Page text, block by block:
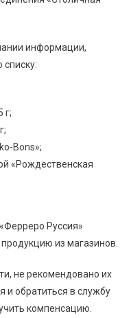
информации,
г;
Bons»;
«Рождественская
Руссия»
из магазинов.
не рекомендовано их
и обратиться в службу
компенсацию.